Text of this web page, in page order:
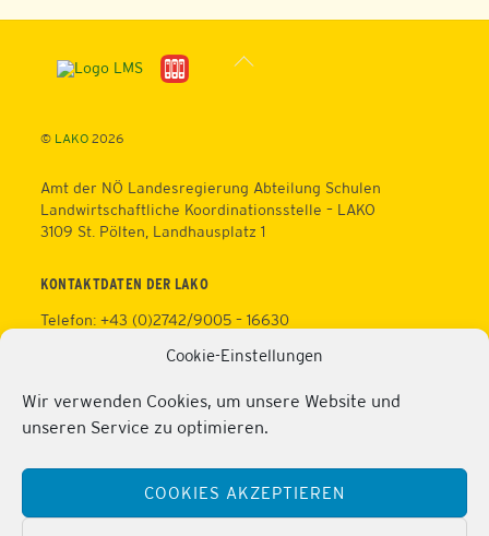
Cookie-Einstellungen
Wir verwenden Cookies, um unsere Website und
unseren Service zu optimieren.
COOKIES AKZEPTIEREN
Back
© LAKO2026
Amt der NÖ Landesregierung Abteilung Schulen
Landwirtschaftliche Koordinationsstelle – LAKO
3109 St. Pölten, Landhausplatz 1
KONTAKTDATEN DER LAKO
Telefon: +43 (0)2742/9005 – 16630
https://lako.at
Datenschutz
Impressum
Telefon: +43 (0)2286/2202